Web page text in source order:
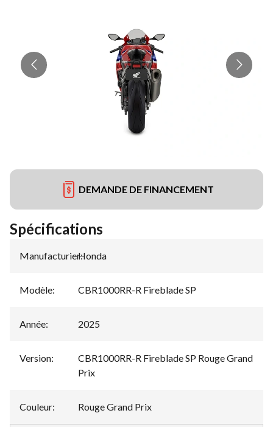
DEMANDE DE FINANCEMENT
Spécifications
Manufacturier:
Honda
Modèle: CBR1000RR-R Fireblade SP
Année: 2025
Version:
CBR1000RR-R Fireblade SP Rouge Grand
Prix
Couleur: Rouge Grand Prix